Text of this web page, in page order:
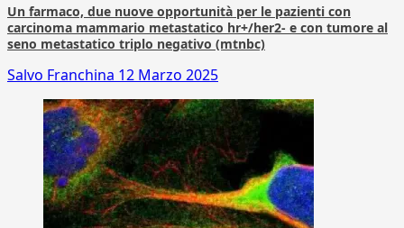
Un farmaco, due nuove opportunità per le pazienti con
carcinoma mammario metastatico hr+/her2- e con tumore al
seno metastatico triplo negativo (mtnbc)
Salvo Franchina 12 Marzo 2025